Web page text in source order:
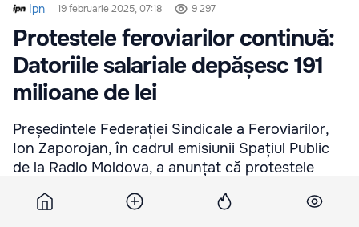
Ipn 19 februarie 2025, 07:18 9 297
Protestele feroviarilor continuă:
Datoriile salariale depășesc 191
milioane de lei
Președintele Federației Sindicale a Feroviarilor,
Ion Zaporojan, în cadrul emisiunii Spațiul Public
de la Radio Moldova, a anunțat că protestele
continua.